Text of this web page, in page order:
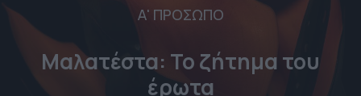
Α' ΠΡΟΣΩΠΟ
Μαλατέστα: Το ζήτημα του
έρωτα